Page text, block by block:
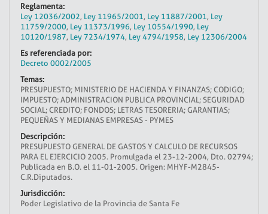
Reglamenta:
Ley 12036/2002, Ley 11965/2001, Ley 11887/2001, Ley
11759/2000, Ley 11373/1996, Ley 10554/1990, Ley
10120/1987, Ley 7234/1974, Ley 4794/1958, Ley 12306/2004
Es referenciada por:
Decreto 0002/2005
Temas:
PRESUPUESTO; MINISTERIO DE HACIENDA Y FINANZAS; CODIGO;
IMPUESTO; ADMINISTRACION PUBLICA PROVINCIAL; SEGURIDAD
SOCIAL; CREDITO; FONDOS; LETRAS TESORERIA; GARANTIAS;
PEQUEÑAS Y MEDIANAS EMPRESAS - PYMES
Descripción:
PRESUPUESTO GENERAL DE GASTOS Y CALCULO DE RECURSOS
PARA EL EJERCICIO 2005. Promulgada el 23-12-2004, Dto. 02794;
Publicada en B.O. el 11-01-2005. Origen: MHYF-M2845-
C.R.Diputados.
Jurisdicción:
Poder Legislativo de la Provincia de Santa Fe